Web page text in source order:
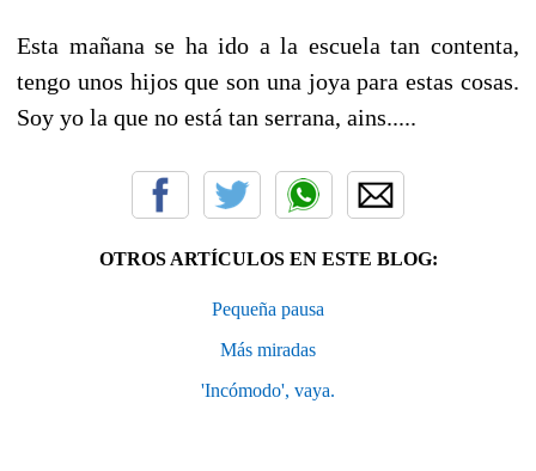
Esta mañana se ha ido a la escuela tan contenta,
tengo unos hijos que son una joya para estas cosas.
Soy yo la que no está tan serrana, ains.....
OTROS ARTÍCULOS EN ESTE BLOG:
Pequeña pausa
Más miradas
'Incómodo', vaya.